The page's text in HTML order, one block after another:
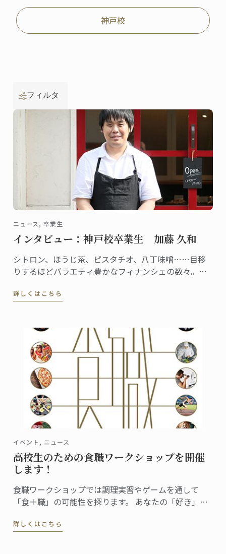
神戸校
フィルタ
ニュース, 卒業生
インタビュー：神戸校卒業生 加藤 久和
シトロン、ほうじ茶、ピスタチオ、八丁味噌……目移
りするほどバラエティ豊かなフィナンシェの数々。素
ュは、全国的にも珍しいフィナンシェの専門店です。
詳しくはこちら
イベント, ニュース
高校生のための食職ワークショップを開催
します！
食職ワークショップでは調理実習やゲームを通して
「食＋職」の可能性を探ります。 あなたの「好き」が
詳しくはこちら